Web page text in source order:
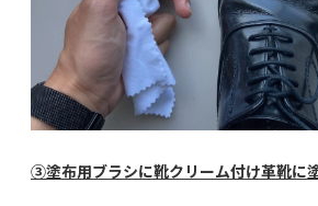
③塗布用ブラシに靴クリーム付け革靴に塗